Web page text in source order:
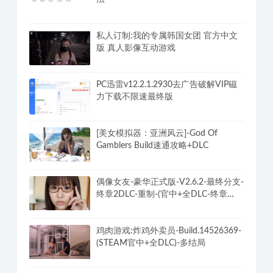
私人订制:我的专属韩国女团 官方中文
版 真人影像互动游戏
PC迅雷v12.2.1.2930去广告破解VIP磁
力下载不限速最终版
[美女模拟器：亚洲风云]-God Of
Gamblers Build速通攻略+DLC
偶像女友-豪华正式版-V2.6.2-最终分支-
终章2DLC-重制-(官中+全DLC-终章
鸡肉游戏:炸鸡外卖员-Build.14526369-
(STEAM官中+全DLC)-多结局